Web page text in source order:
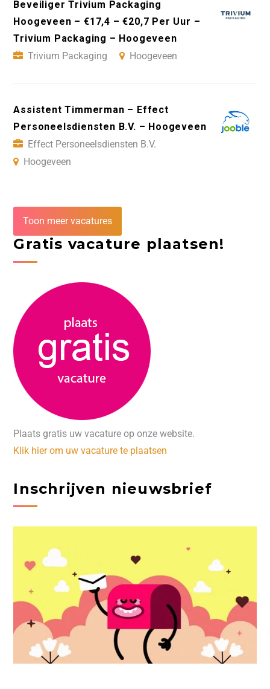
Beveiliger Trivium Packaging
Hoogeveen – €17,4 – €20,7 Per Uur –
Trivium Packaging – Hoogeveen
Trivium Packaging
Hoogeveen
Assistent Timmerman – Effect
Personeelsdiensten B.V. – Hoogeveen
Effect Personeelsdiensten B.V.
Hoogeveen
Toon meer vacatures
Gratis vacature plaatsen!
Plaats gratis uw vacature op onze website.
Klik hier om uw vacature te plaatsen
Inschrijven nieuwsbrief